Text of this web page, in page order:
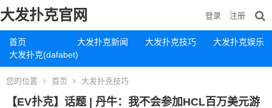
大发扑克官网
首页 大发扑克新闻 大发扑克技巧
大发扑克娱乐
大发扑克(dafabet)
登录 注册
您的位置 首页 大发扑克技巧
【EV扑克】话题 | 丹牛：我不会参加HCL百万美元游